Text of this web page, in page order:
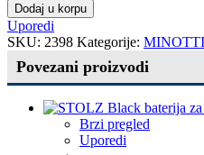
Dodaj u korpu
Uporedi
SKU: 2398 Kategorije:
Povezani proizvodi
Brzi pregled
Uporedi